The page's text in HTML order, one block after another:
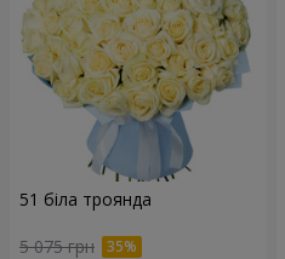
51 біла троянда
5 075 грн